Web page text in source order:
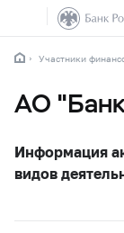
Участники
АО
Информация
видов